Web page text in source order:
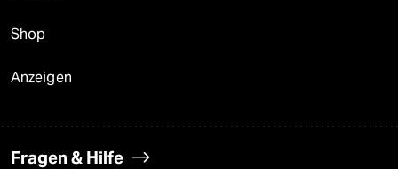
Shop
Anzeigen
Fragen & Hilfe